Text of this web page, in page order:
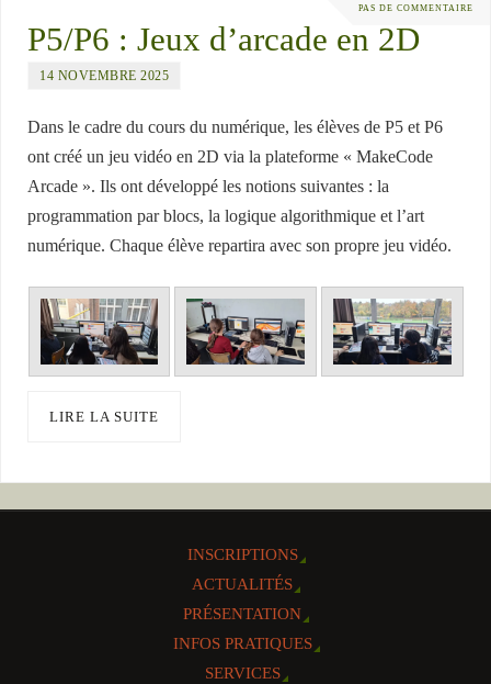
PAS DE COMMENTAIRE
P5/P6 : Jeux d’arcade en 2D
14 NOVEMBRE 2025
Dans le cadre du cours du numérique, les élèves de P5 et P6
ont créé un jeu vidéo en 2D via la plateforme « MakeCode
Arcade ». Ils ont développé les notions suivantes : la
programmation par blocs, la logique algorithmique et l’art
numérique. Chaque élève repartira avec son propre jeu vidéo.
LIRE LA SUITE
INSCRIPTIONS
ACTUALITÉS
PRÉSENTATION
INFOS PRATIQUES
SERVICES